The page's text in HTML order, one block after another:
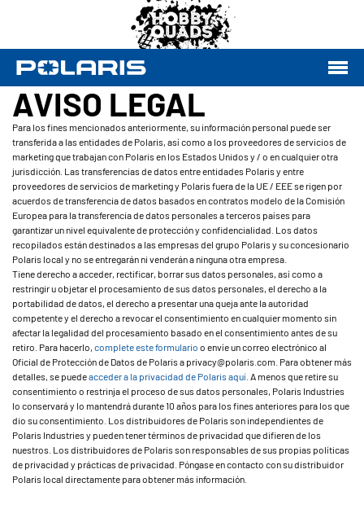
AVISO LEGAL
Para los fines mencionados anteriormente, su información personal puede ser
transferida a las entidades de Polaris, así como a los proveedores de servicios de
marketing que trabajan con Polaris en los Estados Unidos y / o en cualquier otra
jurisdicción. Las transferencias de datos entre entidades Polaris y entre
proveedores de servicios de marketing y Polaris fuera de la UE / EEE se rigen por
acuerdos de transferencia de datos basados en contratos modelo de la Comisión
Europea para la transferencia de datos personales a terceros países para
garantizar un nivel equivalente de protección y confidencialidad. Los datos
recopilados están destinados a las empresas del grupo Polaris y su concesionario
Polaris local y no se entregarán ni venderán a ninguna otra empresa.
Tiene derecho a acceder, rectificar, borrar sus datos personales, así como a
restringir u objetar el procesamiento de sus datos personales, el derecho a la
portabilidad de datos, el derecho a presentar una queja ante la autoridad
competente y el derecho a revocar el consentimiento en cualquier momento sin
afectar la legalidad del procesamiento basado en el consentimiento antes de su
retiro. Para hacerlo, complete este formulario o envíe un correo electrónico al
Oficial de Protección de Datos de Polaris a privacy@polaris.com. Para obtener más
detalles, se puedeacceder a la privacidad de Polaris aquí . A menos que retire su
consentimiento o restrinja el proceso de sus datos personales, Polaris Industries
lo conservará y lo mantendrá durante 10 años para los fines anteriores para los que
dio su consentimiento. Los distribuidores de Polaris son independientes de
Polaris Industries y pueden tener términos de privacidad que difieren de los
nuestros. Los distribuidores de Polaris son responsables de sus propias políticas
de privacidad y prácticas de privacidad. Póngase en contacto con su distribuidor
Polaris local directamente para obtener más información.